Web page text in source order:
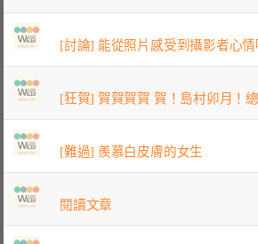
[討論] 能從照片感受到攝影者心情
[狂賀] 賀賀賀賀 賀！島村卯月！
[難過] 羨慕白皮膚的女生
閱讀文章